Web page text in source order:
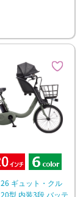
ギュット・クル
型 内装3段 バッテ